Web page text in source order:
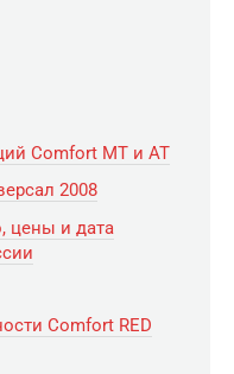
Comfort MT и AT
2008
цены и дата
Comfort RED